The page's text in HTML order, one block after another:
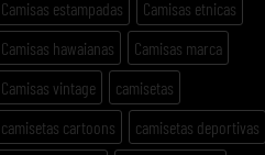
Camisas estampadas
Camisas etnicas
Camisas hawaianas
Camisas marca
Camisas vintage
camisetas
camisetas cartoons
camisetas deportivas